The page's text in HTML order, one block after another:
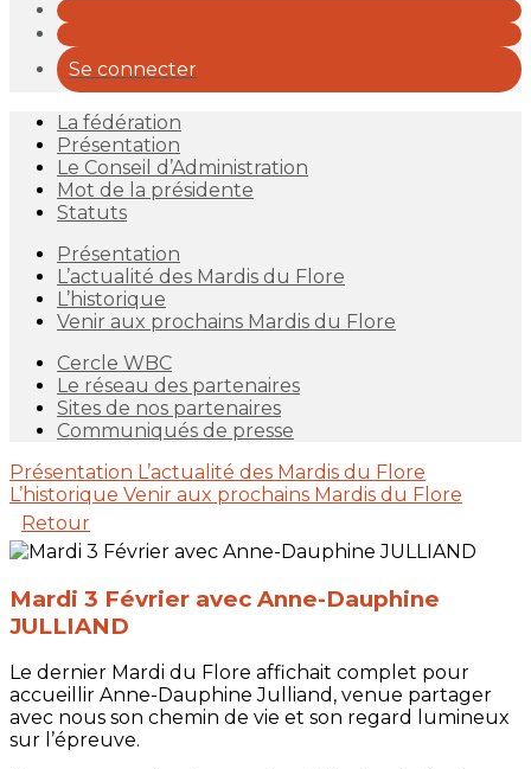
Se connecter
La fédération
Présentation
Le Conseil d’Administration
Mot de la présidente
Statuts
Présentation
L’actualité des Mardis du Flore
L’historique
Venir aux prochains Mardis du Flore
Cercle WBC
Le réseau des partenaires
Sites de nos partenaires
Communiqués de presse
Présentation L’actualité des Mardis du Flore
L’historique Venir aux prochains Mardis du Flore
Retour
Mardi 3 Février avec Anne-Dauphine
JULLIAND
Le dernier Mardi du Flore affichait complet pour
accueillir Anne-Dauphine Julliand, venue partager
avec nous son chemin de vie et son regard lumineux
sur l’épreuve.